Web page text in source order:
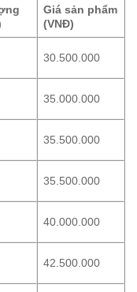
Giá sản phẩm
(VNĐ)
30.500.000
35.000.000
35.500.000
35.500.000
40.000.000
42.500.000